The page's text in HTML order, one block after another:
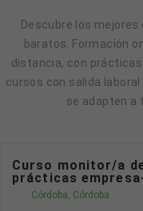
Descubre los
baratos. Formación
distancia, con
cursos con salida
se adapten a
Curso monitor/a de pilates en córdoba -con
prácticas
Córdoba, Córdoba